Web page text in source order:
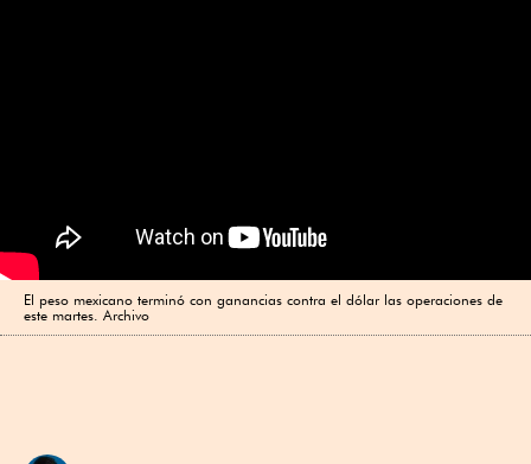
El peso mexicano terminó con ganancias contra el dólar las operaciones de
este martes. Archivo